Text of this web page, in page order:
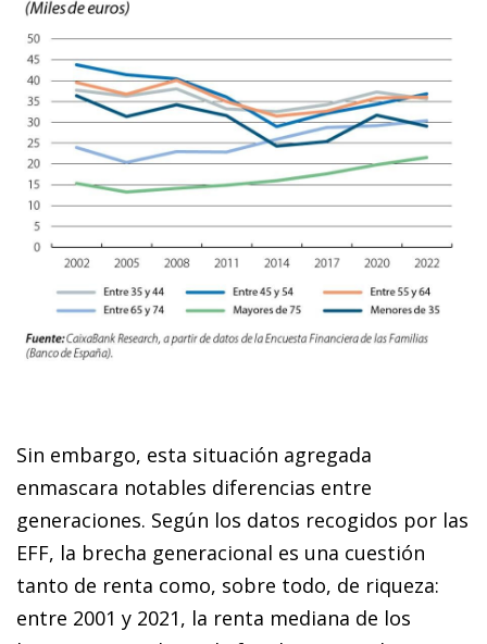
Sin embargo, esta situación agregada
enmascara notables diferencias entre
generaciones. Según los datos recogidos por las
EFF, la brecha generacional es una cuestión
tanto de renta como, sobre todo, de riqueza:
entre 2001 y 2021, la renta mediana de los